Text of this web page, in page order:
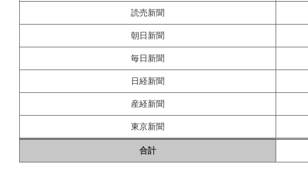
読売新聞
朝日新聞
毎日新聞
日経新聞
産経新聞
東京新聞
合計